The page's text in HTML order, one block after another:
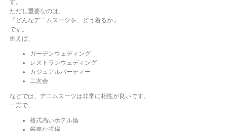
す。
ただし重要なのは、
「どんなデニムスーツを、どう着るか」
です。
例えば、
ガーデンウェディング
レストランウェディング
カジュアルパーティー
二次会
などでは、デニムスーツは非常に相性が良いです。
一方で、
格式高いホテル婚